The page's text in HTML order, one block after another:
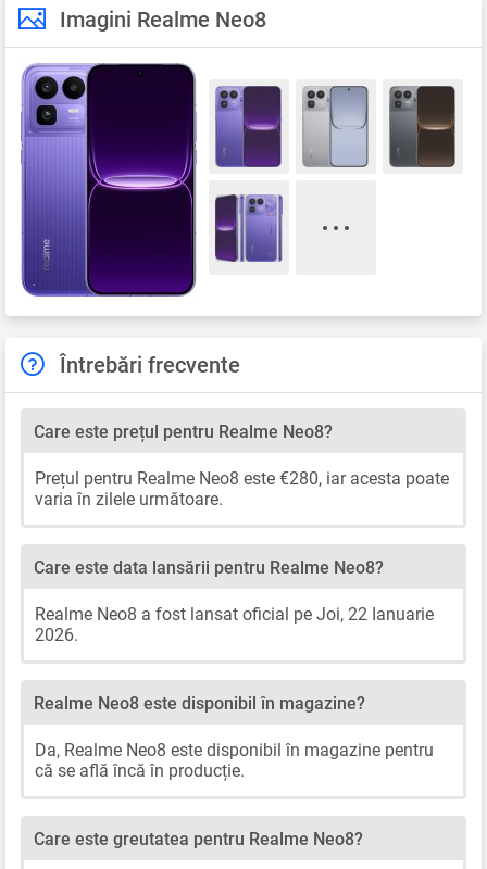
Imagini Realme Neo8
Întrebări frecvente
Care este prețul pentru Realme Neo8?
Prețul pentru Realme Neo8 este €280, iar acesta poate
varia în zilele următoare.
Care este data lansării pentru Realme Neo8?
Realme Neo8 a fost lansat oficial pe Joi, 22 Ianuarie
2026.
Realme Neo8 este disponibil în magazine?
Da, Realme Neo8 este disponibil în magazine pentru
că se află încă în producție.
Care este greutatea pentru Realme Neo8?